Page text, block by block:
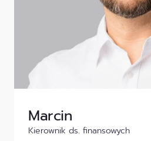
Marcin
Kierownik ds. finansowych